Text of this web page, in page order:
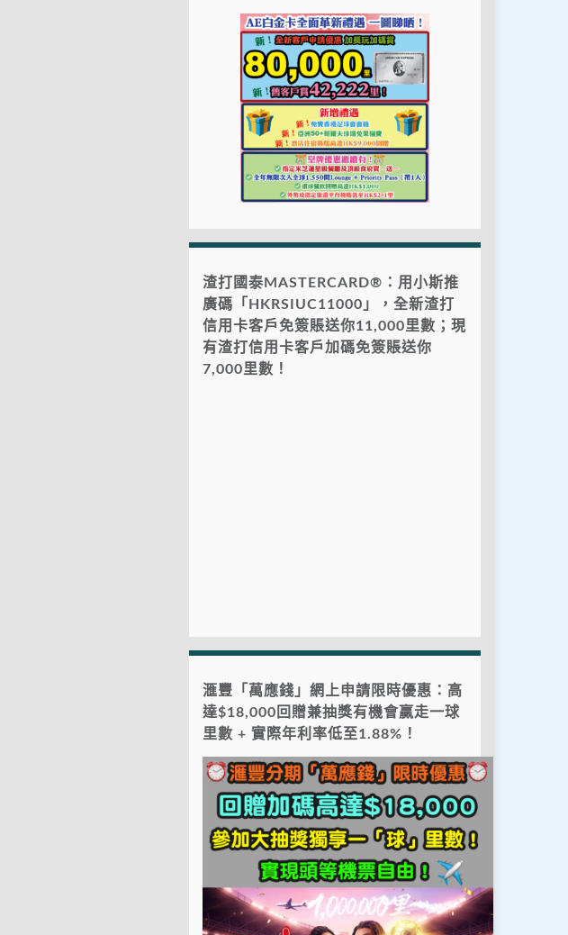
渣打國泰MASTERCARD®：用小斯推
廣碼「HKRSIUC11000」，全新渣打
信用卡客戶免簽賬送你11,000里數；現
有渣打信用卡客戶加碼免簽賬送你
7,000里數！
滙豐「萬應錢」網上申請限時優惠：高
達$18,000回贈兼抽獎有機會贏走一球
里數 + 實際年利率低至1.88%！